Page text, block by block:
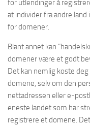
for utlendinger å
at individer fra andre
for domener.
Blant annet kan
domener være et godt
Det kan nemlig koste
domene, selv om den
nettadressen eller e-
eneste landet som har
registrere et domene.